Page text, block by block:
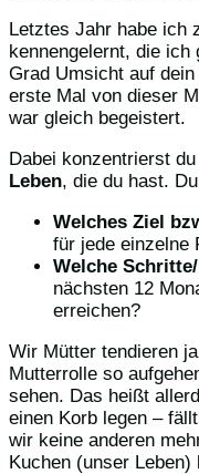
Letztes Jahr habe ich
kennengelernt, die ich
Grad Umsicht auf
erste Mal von dieser
war gleich begeistert.
Dabei konzentrierst
Leben, die du hast.
Welches Ziel
für jede einzelne
Welche
nächsten 12
erreichen?
Wir Mütter tendieren
Mutterrolle so
sehen. Das heißt
einen Korb legen –
wir keine anderen
Kuchen (unser Leben)